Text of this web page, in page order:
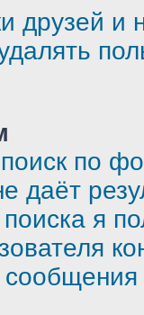
друзей и
по
даёт
я